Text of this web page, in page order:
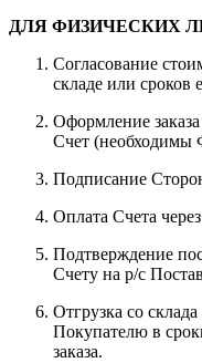
ДЛЯ ФИЗИЧЕСКИХ
Согласование
складе или сроков
Оформление
Счет (необходимы
Подписание
Оплата Счета
Подтверждение
Счету на р/с
Отгрузка со
Покупателю в
заказа.